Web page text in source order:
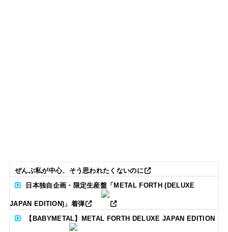
ぜんぶ私が中心、そう思われたくないのに
日本独自企画・限定生産盤「METAL FORTH (DELUXE
JAPAN EDITION)」着弾
【BABYMETAL】METAL FORTH DELUXE JAPAN EDITION